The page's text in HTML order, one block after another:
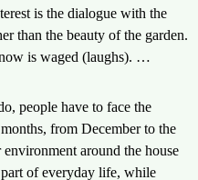
is the dialogue with the
than the beauty of the garden.
is waged (laughs). …
people have to face the
from December to the
around the house
of everyday life, while